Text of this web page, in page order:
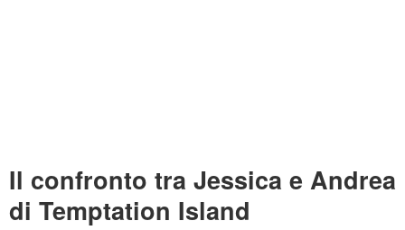
Il confronto tra Jessica e Andrea
di Temptation Island